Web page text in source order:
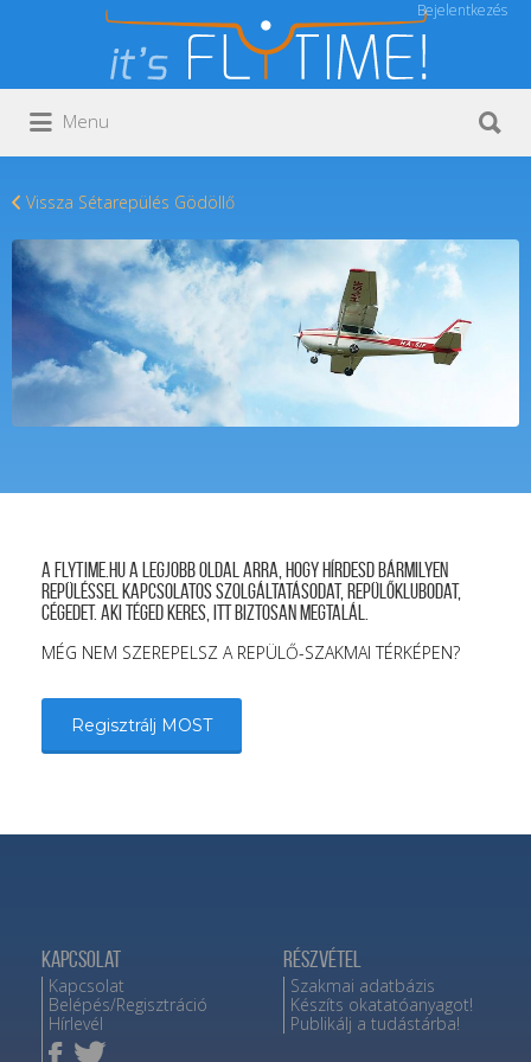
Bejelentkezés
Keresés:
Menu
Vissza Sétarepülés Gödöllő
A FLYTIME.HU a legjobb oldal arra, hogy hírdesd bármilyen
repüléssel kapcsolatos szolgáltatásodat, repülőklubodat,
cégedet. Aki téged keres, itt biztosan megtalál.
MÉG NEM SZEREPELSZ A REPÜLŐ-SZAKMAI TÉRKÉPEN?
Regisztrálj MOST
Kapcsolat
Kapcsolat
Belépés/Regisztráció
Hírlevél
Részvétel
Szakmai adatbázis
Készíts okatatóanyagot!
Publikálj a tudástárba!